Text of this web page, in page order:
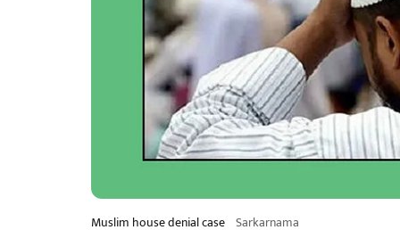
Muslim house denial case Sarkarnama